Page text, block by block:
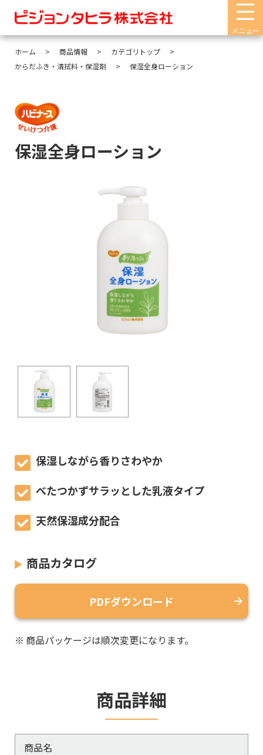
メニュー
ホーム 商品情報
カテゴリトップ
からだふき・清拭料・保湿剤
保湿全身ローション
保湿全身ローション
保湿しながら香りさわやか
べたつかずサラッとした乳液タイプ
天然保湿成分配合
商品カタログ
PDFダウンロード
※ 商品パッケージは順次変更になります。
商品詳細
商品名